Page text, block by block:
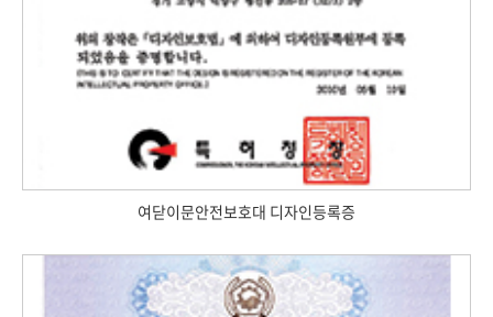
여닫이문안전보호대 디자인등록증